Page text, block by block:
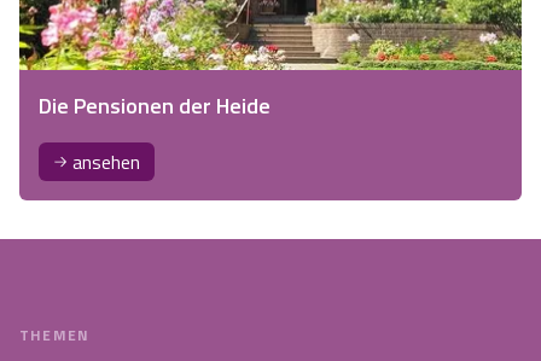
Die Pensionen der Heide
ansehen
THEMEN